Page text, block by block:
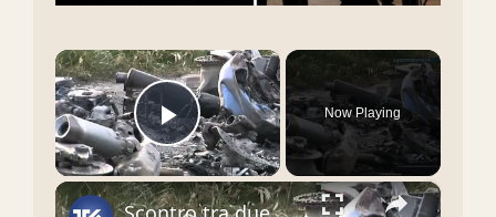
×
Play Video
Now Playing
×